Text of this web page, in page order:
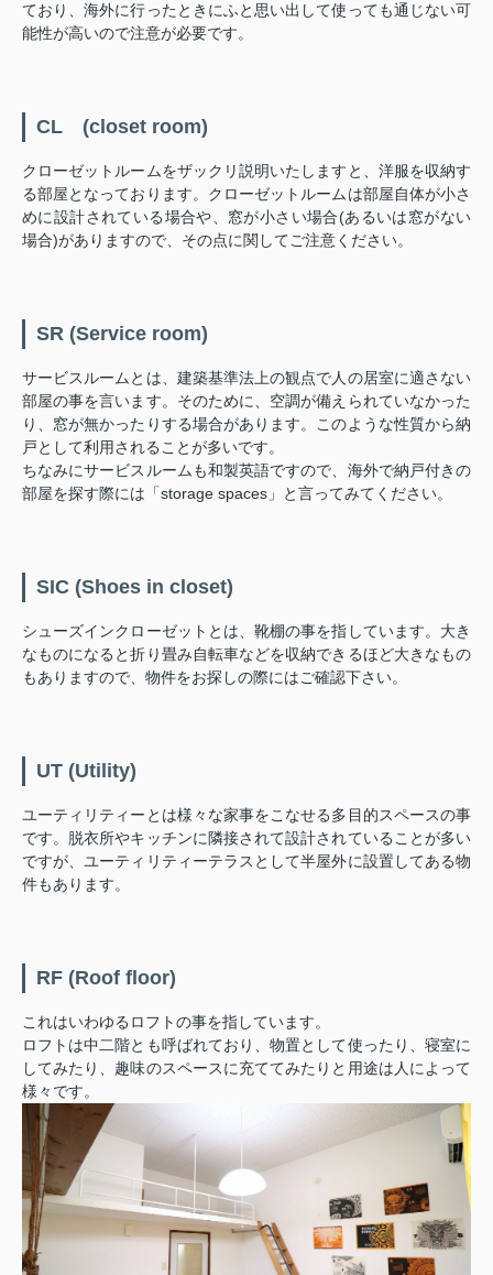
ており、海外に行ったときにふと思い出して使っても通じない可
能性が高いので注意が必要です。
CL (closet room)
クローゼットルームをザックリ説明いたしますと、洋服を収納す
る部屋となっております。クローゼットルームは部屋自体が小さ
めに設計されている場合や、窓が小さい場合(あるいは窓がない
場合)がありますので、その点に関してご注意ください。
SR (Service room)
サービスルームとは、建築基準法上の観点で人の居室に適さない
部屋の事を言います。そのために、空調が備えられていなかった
り、窓が無かったりする場合があります。このような性質から納
戸として利用されることが多いです。
ちなみにサービスルームも和製英語ですので、海外で納戸付きの
部屋を探す際には「storage spaces」と言ってみてください。
SIC (Shoes in closet)
シューズインクローゼットとは、靴棚の事を指しています。大き
なものになると折り畳み自転車などを収納できるほど大きなもの
もありますので、物件をお探しの際にはご確認下さい。
UT (Utility)
ユーティリティーとは様々な家事をこなせる多目的スペースの事
です。脱衣所やキッチンに隣接されて設計されていることが多い
ですが、ユーティリティーテラスとして半屋外に設置してある物
件もあります。
RF (Roof floor)
これはいわゆるロフトの事を指しています。
ロフトは中二階とも呼ばれており、物置として使ったり、寝室に
してみたり、趣味のスペースに充ててみたりと用途は人によって
様々です。